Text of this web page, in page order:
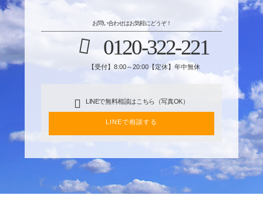
お問い合わせはお気軽にどうぞ！
0120-322-221
【受付】8:00～20:00【定休】年中無休
LINEで無料相談はこちら（写真OK）
LINEで相談する